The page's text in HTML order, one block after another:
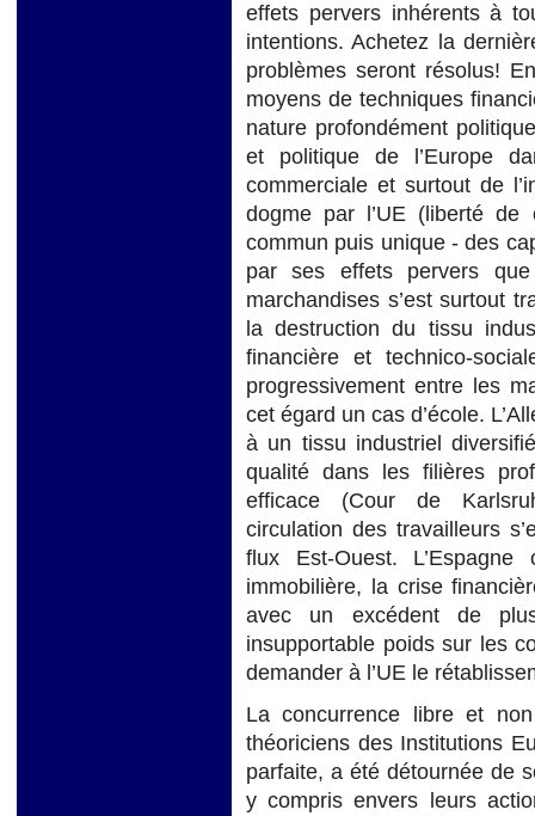
effets pervers inhérents à
intentions. Achetez la
problèmes seront résolus!
moyens de techniques
nature profondément
et politique de l’Europe
commerciale et surtout de
dogme par l’UE (liberté de
commun puis unique - des
par ses effets pervers
marchandises s’est surtout
la destruction du tissu
financière et technico-
progressivement entre les
cet égard un cas d’école.
à un tissu industriel
qualité dans les filières
efficace (Cour de
circulation des travailleurs
flux Est-Ouest.
immobilière, la crise
avec un excédent de
insupportable poids sur les
demander à l’UE le
La concurrence libre et
théoriciens des Institutions
parfaite, a été détournée de
y compris envers leurs